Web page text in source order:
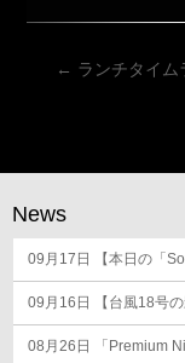
投
ビ
ゲ
ー
シ
ョ
ン
← ランチタイム
News
09月17日 【本日の「
09月16日 【台風18号
08月26日 「Premium